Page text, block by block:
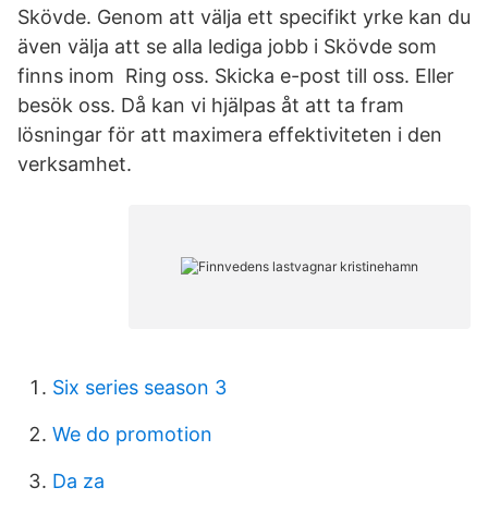
Skövde. Genom att välja ett specifikt yrke kan du
även välja att se alla lediga jobb i Skövde som
finns inom Ring oss. Skicka e-post till oss. Eller
besök oss. Då kan vi hjälpas åt att ta fram
lösningar för att maximera effektiviteten i den
verksamhet.
Six series season 3
We do promotion
Da za